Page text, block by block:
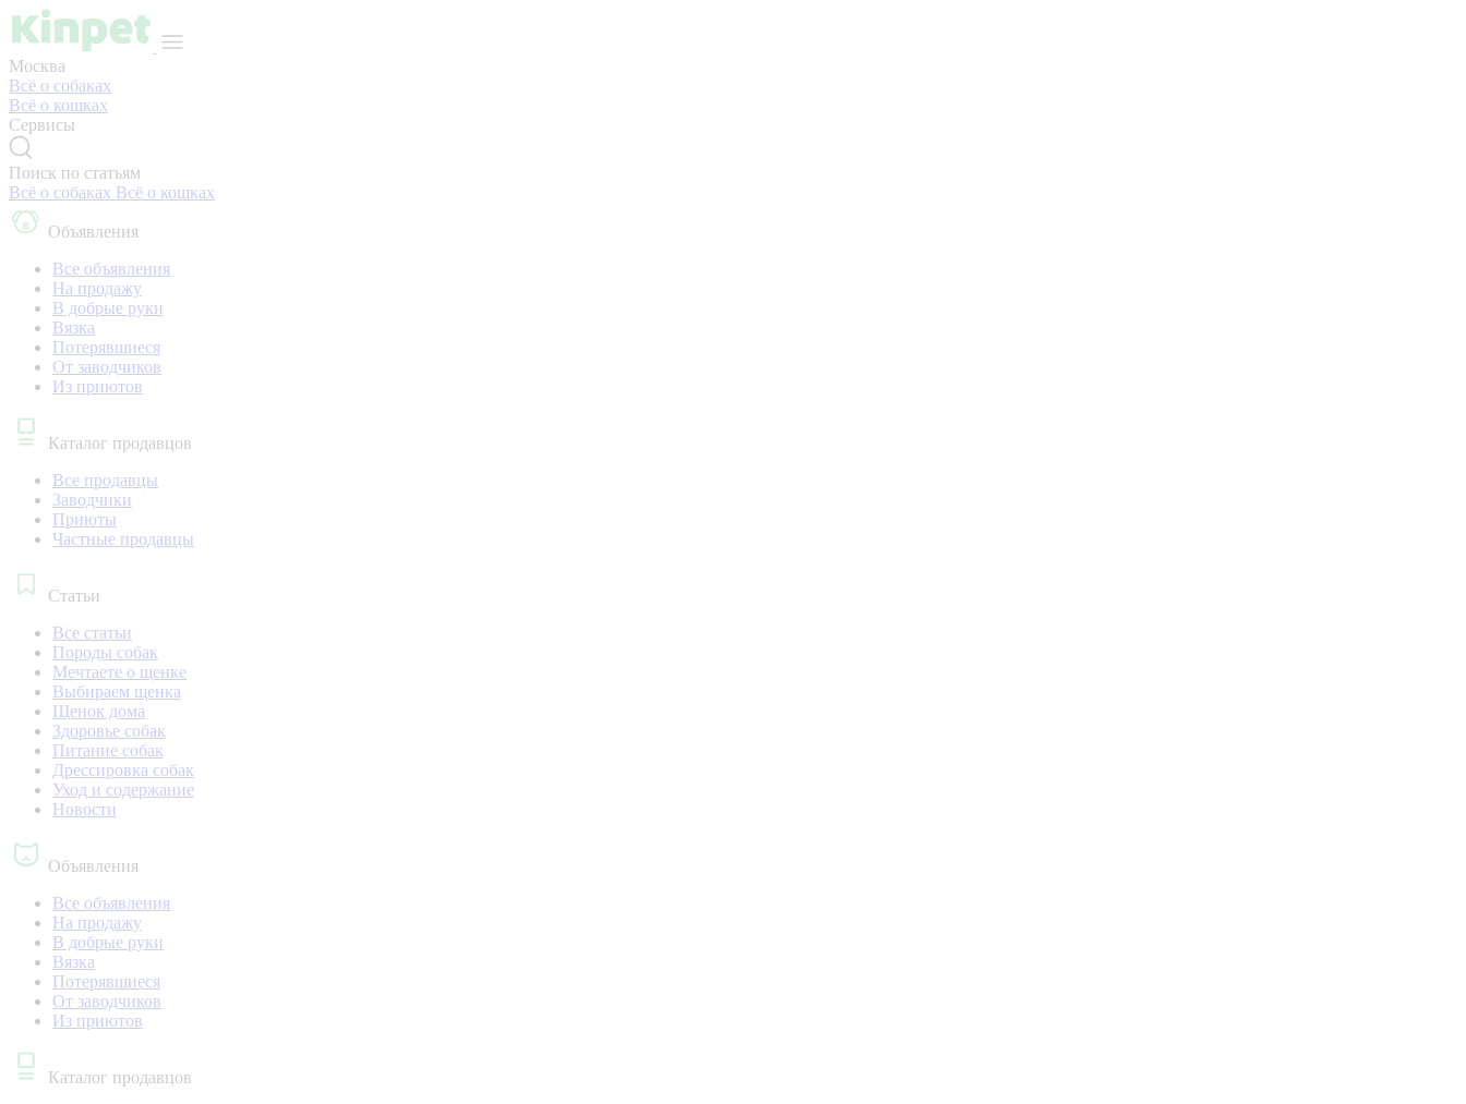
Москва
Всё о собаках
Всё о кошках
Сервисы
Поиск по статьям
Всё о собаках Всё о кошках
Объявления
Все объявления
На продажу
В добрые руки
Вязка
Потерявшиеся
От заводчиков
Из приютов
Каталог продавцов
Все продавцы
Заводчики
Приюты
Частные продавцы
Статьи
Все статьи
Породы собак
Мечтаете о щенке
Выбираем щенка
Щенок дома
Здоровье собак
Питание собак
Дрессировка собак
Уход и содержание
Новости
Объявления
Все объявления
На продажу
В добрые руки
Вязка
Потерявшиеся
От заводчиков
Из приютов
Каталог продавцов